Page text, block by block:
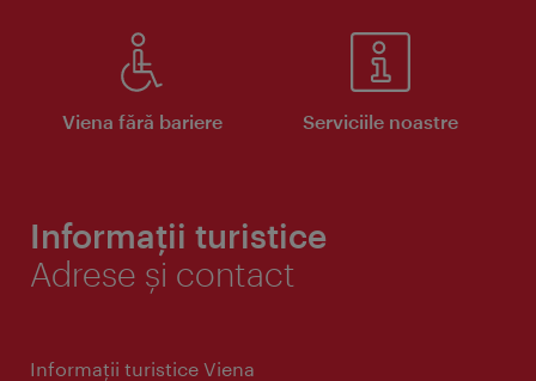
Viena fără bariere Serviciile noastre
Informații turistice
Adrese și contact
Informaţii turistice Viena